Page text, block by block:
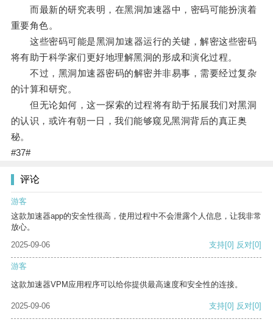
而最新的研究表明，在黑洞加速器中，密码可能扮演着
重要角色。
这些密码可能是黑洞加速器运行的关键，解密这些密码
将有助于科学家们更好地理解黑洞的形成和演化过程。
不过，黑洞加速器密码的解密并非易事，需要经过复杂
的计算和研究。
但无论如何，这一探索的过程将有助于拓展我们对黑洞
的认识，或许有朝一日，我们能够窥见黑洞背后的真正奥
秘。
#37#
评论
游客
这款加速器app的安全性很高，使用过程中不会泄露个人信息，让我非常
放心。
2025-09-06
支持[0] 反对[0]
游客
这款加速器VPM应用程序可以给你提供最高速度和安全性的连接。
2025-09-06 支持[0] 反对[0]